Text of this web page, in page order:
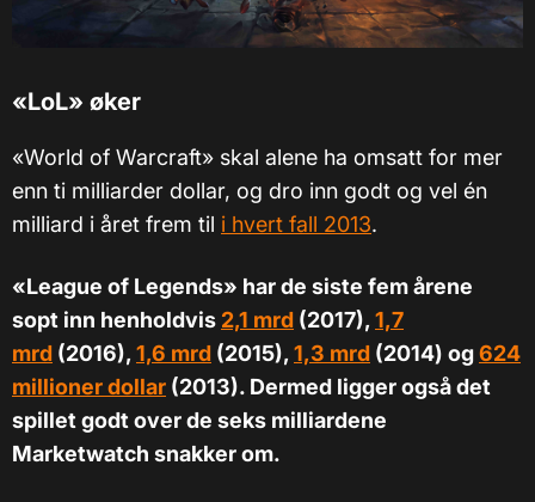
«LoL» øker
«World of Warcraft» skal alene ha omsatt for mer
enn ti milliarder dollar, og dro inn godt og vel én
milliard i året frem til i hvert fall 2013.
«League of Legends» har de siste fem årene
sopt inn henholdvis 2,1 mrd (2017), 1,7
mrd (2016), 1,6 mrd (2015), 1,3 mrd (2014) og624
millioner dollar (2013). Dermed ligger også det
spillet godt over de seks milliardene
Marketwatch snakker om.